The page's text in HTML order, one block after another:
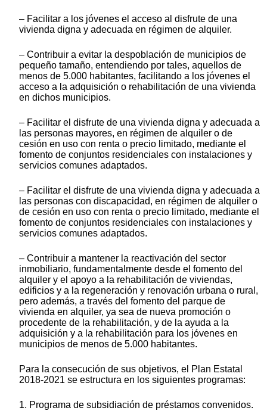
– Facilitar a los jóvenes el acceso al disfrute de una
vivienda digna y adecuada en régimen de alquiler.
– Contribuir a evitar la despoblación de municipios de
pequeño tamaño, entendiendo por tales, aquellos de
menos de 5.000 habitantes, facilitando a los jóvenes el
acceso a la adquisición o rehabilitación de una vivienda
en dichos municipios.
– Facilitar el disfrute de una vivienda digna y adecuada a
las personas mayores, en régimen de alquiler o de
cesión en uso con renta o precio limitado, mediante el
fomento de conjuntos residenciales con instalaciones y
servicios comunes adaptados.
– Facilitar el disfrute de una vivienda digna y adecuada a
las personas con discapacidad, en régimen de alquiler o
de cesión en uso con renta o precio limitado, mediante el
fomento de conjuntos residenciales con instalaciones y
servicios comunes adaptados.
– Contribuir a mantener la reactivación del sector
inmobiliario, fundamentalmente desde el fomento del
alquiler y el apoyo a la rehabilitación de viviendas,
edificios y a la regeneración y renovación urbana o rural,
pero además, a través del fomento del parque de
vivienda en alquiler, ya sea de nueva promoción o
procedente de la rehabilitación, y de la ayuda a la
adquisición y a la rehabilitación para los jóvenes en
municipios de menos de 5.000 habitantes.
Para la consecución de sus objetivos, el Plan Estatal
2018-2021 se estructura en los siguientes programas:
1. Programa de subsidiación de préstamos convenidos.